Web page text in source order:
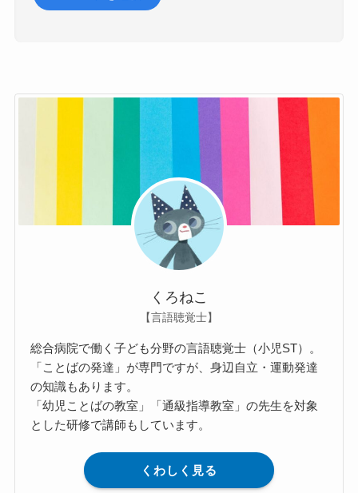
くろねこ
【言語聴覚士】
総合病院で働く子ども分野の言語聴覚士（小児ST）。
「ことばの発達」が専門ですが、身辺自立・運動発達
の知識もあります。
「幼児ことばの教室」「通級指導教室」の先生を対象
とした研修で講師もしています。
くわしく見る